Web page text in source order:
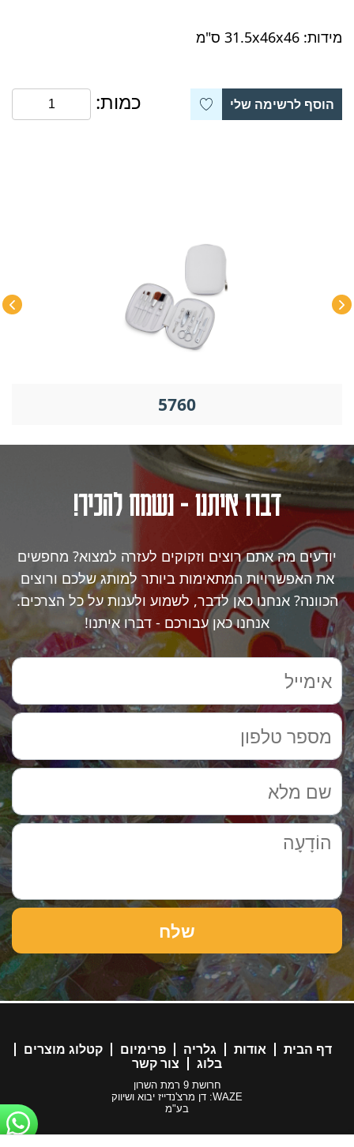
מידות: 31.5x46x46 ס"מ
הוסף לרשימה שלי כמות:
5760
דברו איתנו - נשמח להכיר!
יודעים מה אתם רוצים וזקוקים לעזרה למצוא? מחפשים
את האפשרויות המתאימות ביותר למותג שלכם ורוצים
הכוונה? אנחנו כאן לדבר, לשמוע ולענות על כל הצרכים.
אנחנו כאן עבורכם - דברו איתנו!
דף הבית אודות גלריה פרימיום
קטלוג מוצרים
בלוג
צור קשר
חרושת 9 רמת השרון
WAZE: דן מרצ'נדייז יבוא ושיווק
בע"מ